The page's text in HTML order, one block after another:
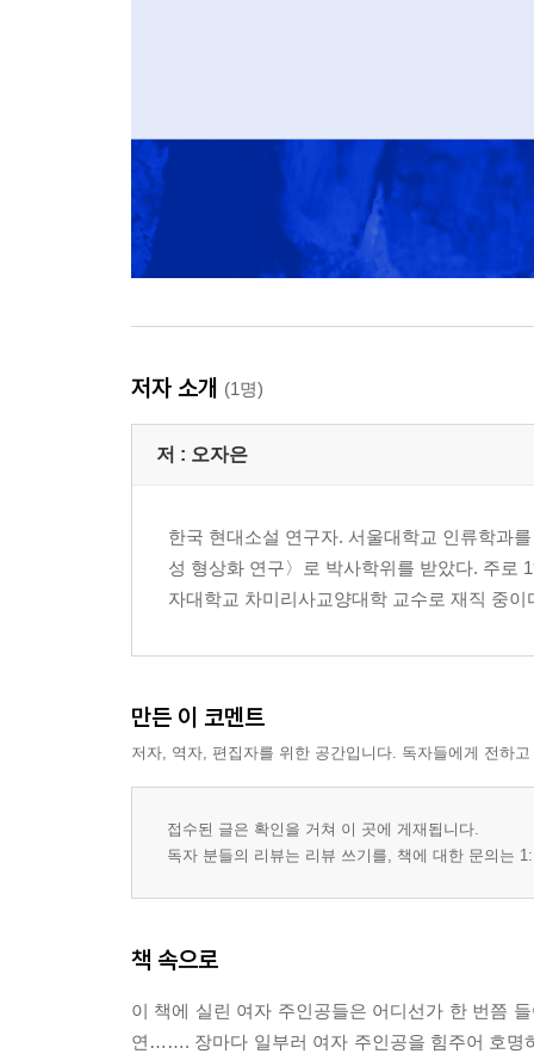
저자 소개 (1명)
저 : 오자은
한국 현대소설 연구자. 서울대학교 인류학과
성 형상화 연구〉로 박사학위를 받았다. 주로
자대학교 차미리사교양대학 교수로 재직 중이
만든 이 코멘트
저자, 역자, 편집자를 위한 공간입니다. 독자들에게 전하
접수된 글은 확인을 거쳐 이 곳에 게재됩니다.
독자 분들의 리뷰는 리뷰 쓰기를, 책에 대한 문의는
책 속으로
이 책에 실린 여자 주인공들은 어디선가 한 번쯤
연……. 장마다 일부러 여자 주인공을 힘주어 호명